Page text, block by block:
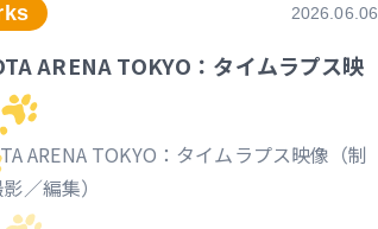
2026.06.06
ARENA TOKYO：タイムラプス映
ARENA TOKYO：タイムラプス映像（制
／編集）